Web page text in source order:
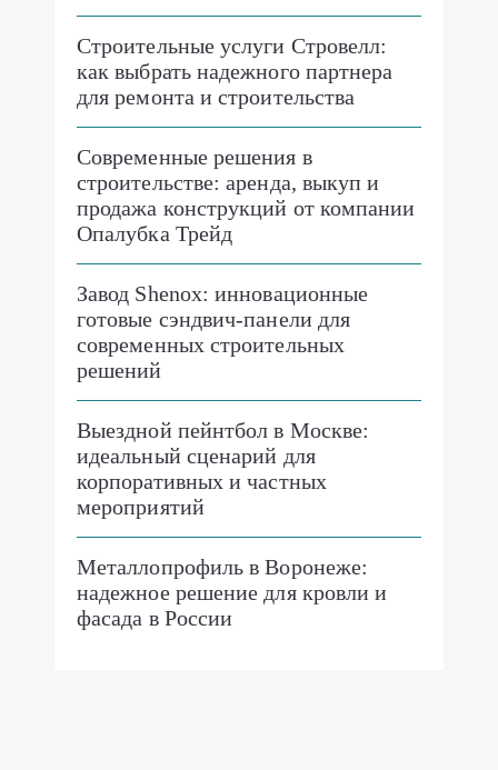
Строительные услуги Стровелл:
как выбрать надежного партнера
для ремонта и строительства
Современные решения в
строительстве: аренда, выкуп и
продажа конструкций от компании
Опалубка Трейд
Завод Shenox: инновационные
готовые сэндвич-панели для
современных строительных
решений
Выездной пейнтбол в Москве:
идеальный сценарий для
корпоративных и частных
мероприятий
Металлопрофиль в Воронеже:
надежное решение для кровли и
фасада в России